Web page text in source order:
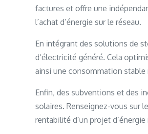
factures et offre une
l’achat d’énergie sur le réseau.
En intégrant des solutions de
d’électricité généré. Cela
ainsi une consommation stable
Enfin, des subventions et des
solaires. Renseignez-vous sur
rentabilité d’un projet